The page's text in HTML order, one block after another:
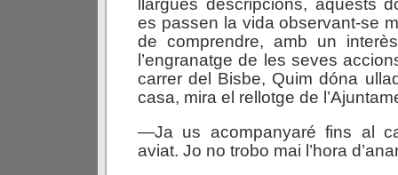
llargues descripcions, aquests
es passen la vida observant-se
de comprendre, amb un
l’engranatge de les seves
carrer del Bisbe, Quim dóna
casa, mira el rellotge de
—Ja us acompanyaré fins al
aviat. Jo no trobo mai l’hora